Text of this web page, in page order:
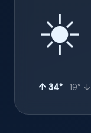
☀️
↑ 34° 19° ↓